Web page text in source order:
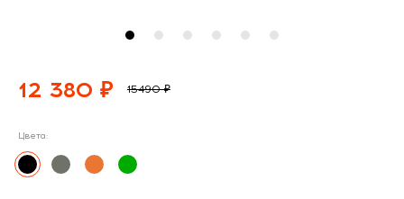
12 380 ₽ 15490 ₽
Цвета: